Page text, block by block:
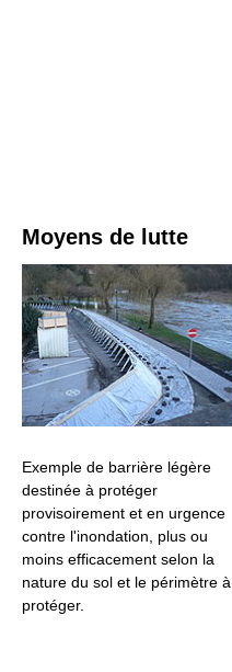
Moyens de lutte
Exemple de barrière légère
destinée à protéger
provisoirement et en urgence
contre l'inondation, plus ou
moins efficacement selon la
nature du sol et le périmètre à
protéger.